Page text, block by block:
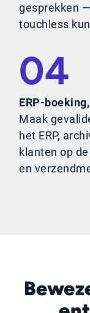
gesprekken
touchless
04
ERP-
Maak
het ERP,
klanten op
en